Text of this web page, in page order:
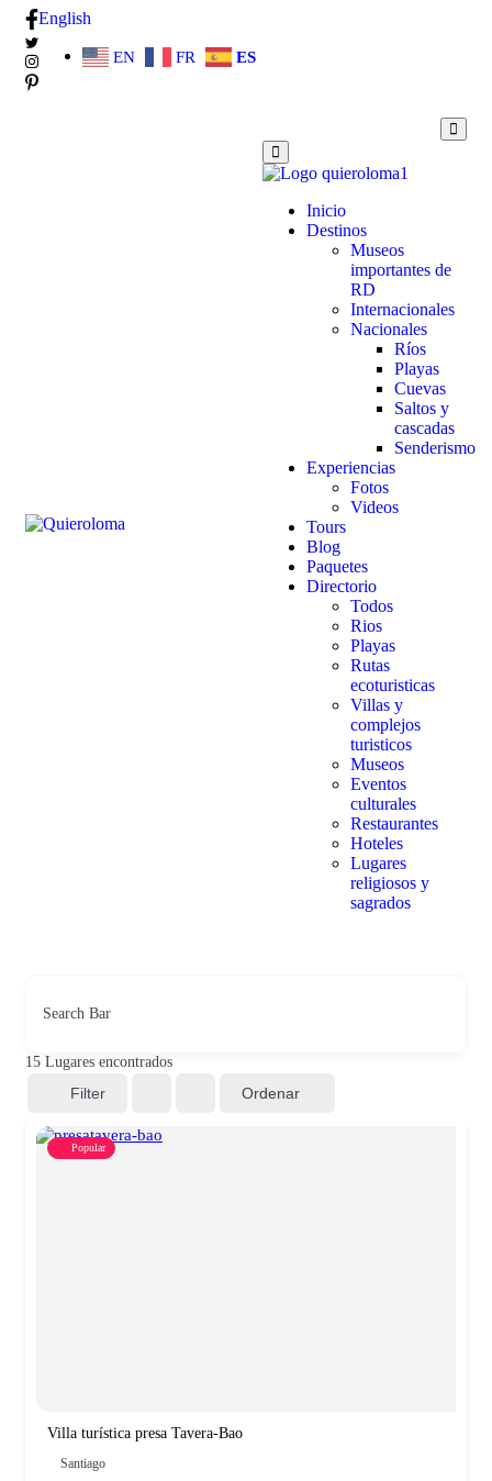
English
EN FR ES
Inicio
Destinos
Museos
importantes de
RD
Internacionales
Nacionales
Ríos
Playas
Cuevas
Saltos y
cascadas
Senderismo
Experiencias
Fotos
Videos
Tours
Blog
Paquetes
Directorio
Todos
Rios
Playas
Rutas
ecoturisticas
Villas y
complejos
turisticos
Museos
Eventos
culturales
Restaurantes
Hoteles
Lugares
religiosos y
sagrados
Search Bar
15 Lugares encontrados
Filter Ordenar
Popular
Villa turística presa Tavera-Bao
Santiago